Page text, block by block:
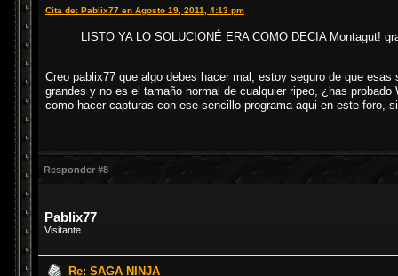
Cita de: Pablix77 en Agosto 19, 2011, 4:13 pm
LISTO YA LO SOLUCIONÉ ERA COMO DECIA Montagut!
Creo pablix77 que algo debes hacer mal, estoy seguro de que
grandes y no es el tamaño normal de cualquier ripeo, ¿has
como hacer capturas con ese sencillo programa aqui en este foro,
Responder #8
Pablix77
Visitante
Re: SAGA NINJA